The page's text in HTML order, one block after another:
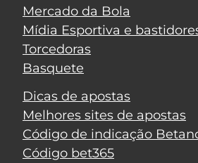
Mercado da Bola
Mídia Esportiva e
Torcedoras
Basquete
Dicas de apostas
Melhores sites de apostas
Código de indicação
Código bet365